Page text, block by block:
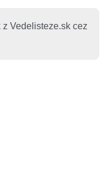
Vedelisteze.sk cez